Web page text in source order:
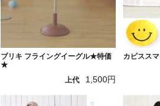
ブリキ フライングイーグル★特価
★
上代
1,500円
カピスス